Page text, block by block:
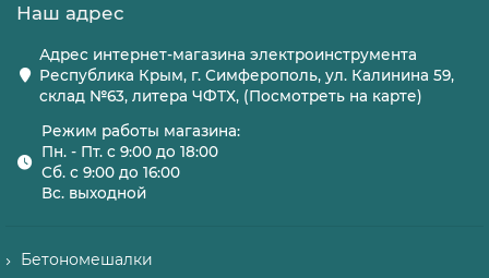
Наш адрес
Адрес интернет-магазина электроинструмента
Республика Крым, г. Симферополь, ул. Калинина 59,
склад №63, литера ЧФТХ, (Посмотреть на карте)
Режим работы магазина:
Пн. - Пт. с 9:00 до 18:00
Сб. с 9:00 до 16:00
Вс. выходной
Бетономешалки